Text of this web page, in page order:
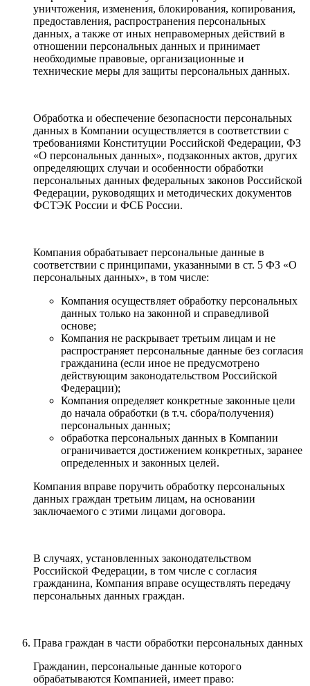
уничтожения, изменения, блокирования, копирования,
предоставления, распространения персональных
данных, а также от иных неправомерных действий в
отношении персональных данных и принимает
необходимые правовые, организационные и
технические меры для защиты персональных данных.
Обработка и обеспечение безопасности персональных
данных в Компании осуществляется в соответствии с
требованиями Конституции Российской Федерации, ФЗ
«О персональных данных», подзаконных актов, других
определяющих случаи и особенности обработки
персональных данных федеральных законов Российской
Федерации, руководящих и методических документов
ФСТЭК России и ФСБ России.
Компания обрабатывает персональные данные в
соответствии с принципами, указанными в ст. 5 ФЗ «О
персональных данных», в том числе:
Компания осуществляет обработку персональных
данных только на законной и справедливой
основе;
Компания не раскрывает третьим лицам и не
распространяет персональные данные без согласия
гражданина (если иное не предусмотрено
действующим законодательством Российской
Федерации);
Компания определяет конкретные законные цели
до начала обработки (в т.ч. сбора/получения)
персональных данных;
обработка персональных данных в Компании
ограничивается достижением конкретных, заранее
определенных и законных целей.
Компания вправе поручить обработку персональных
данных граждан третьим лицам, на основании
заключаемого с этими лицами договора.
В случаях, установленных законодательством
Российской Федерации, в том числе с согласия
гражданина, Компания вправе осуществлять передачу
персональных данных граждан.
Права граждан в части обработки персональных данных
Гражданин, персональные данные которого
обрабатываются Компанией, имеет право: